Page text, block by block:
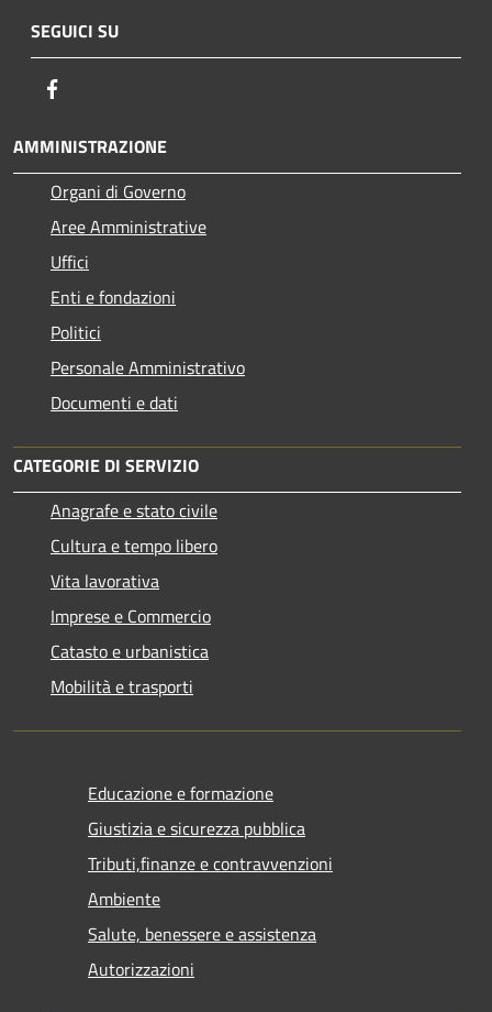
SEGUICI SU
AMMINISTRAZIONE
Organi di Governo
Aree Amministrative
Uffici
Enti e fondazioni
Politici
Personale Amministrativo
Documenti e dati
CATEGORIE DI SERVIZIO
Anagrafe e stato civile
Cultura e tempo libero
Vita lavorativa
Imprese e Commercio
Catasto e urbanistica
Mobilità e trasporti
Educazione e formazione
Giustizia e sicurezza pubblica
Tributi,finanze e contravvenzioni
Ambiente
Salute, benessere e assistenza
Autorizzazioni